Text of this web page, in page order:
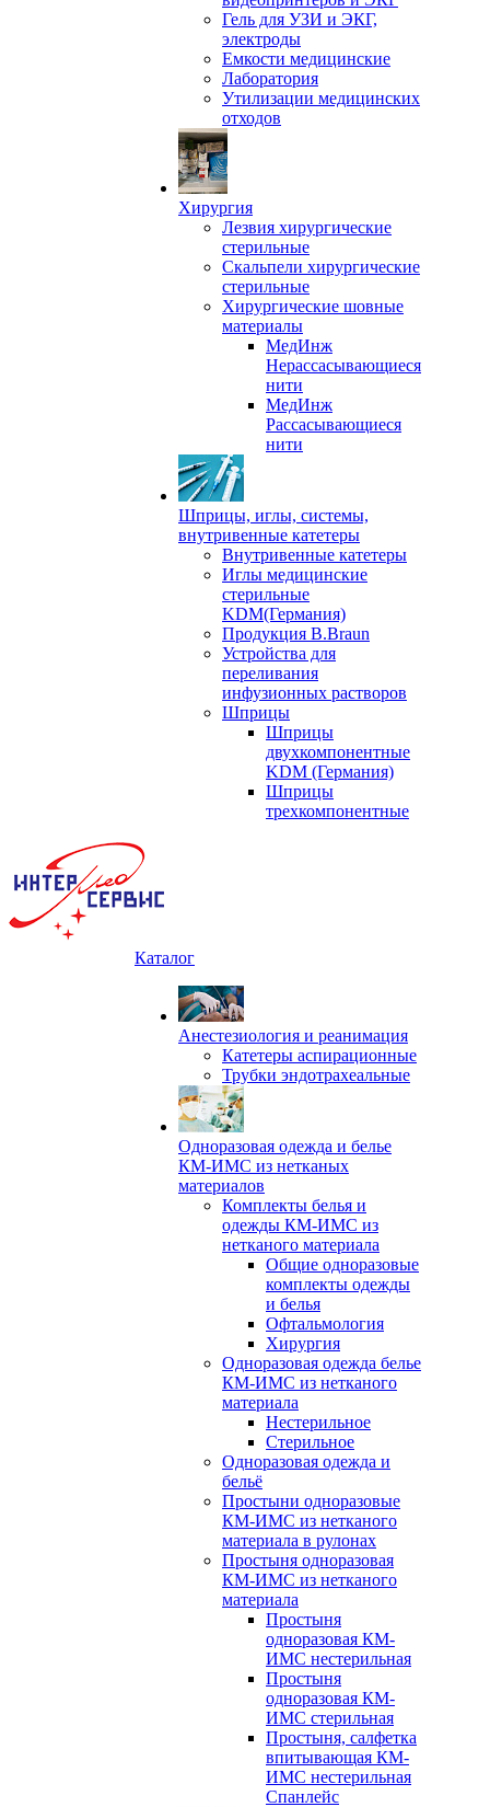
Гель для УЗИ и ЭКГ,
электроды
Емкости медицинские
Лаборатория
Утилизации медицинских
отходов
Хирургия
Лезвия хирургические
стерильные
Скальпели хирургические
стерильные
Хирургические шовные
материалы
МедИнж
Нерассасывающиеся
нити
МедИнж
Рассасывающиеся
нити
Шприцы, иглы, системы,
внутривенные катетеры
Внутривенные катетеры
Иглы медицинские
стерильные
KDM(Германия)
Продукция B.Braun
Устройства для
переливания
инфузионных растворов
Шприцы
Шприцы
двухкомпонентные
KDM (Германия)
Шприцы
трехкомпонентные
Каталог
Анестезиология и реанимация
Катетеры аспирационные
Трубки эндотрахеальные
Одноразовая одежда и белье
КМ-ИМС из нетканых
материалов
Комплекты белья и
одежды КМ-ИМС из
нетканого материала
Общие одноразовые
комплекты одежды
и белья
Офтальмология
Хирургия
Одноразовая одежда белье
КМ-ИМС из нетканого
материала
Нестерильное
Стерильное
Одноразовая одежда и
бельё
Простыни одноразовые
КМ-ИМС из нетканого
материала в рулонах
Простыня одноразовая
КМ-ИМС из нетканого
материала
Простыня
одноразовая КМ-
ИМС нестерильная
Простыня
одноразовая КМ-
ИМС стерильная
Простыня, салфетка
впитывающая КМ-
ИМС нестерильная
Спанлейс